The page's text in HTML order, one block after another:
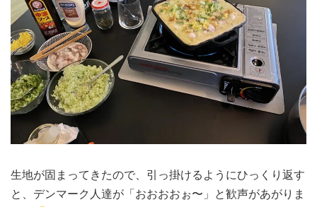
生地が固まってきたので、引っ掛けるようにひっくり返す
と、デンマーク人達が「おおおおぉ〜」と歓声があがりま